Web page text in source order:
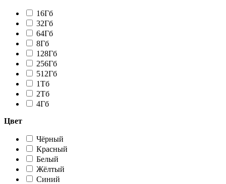
16Гб
32Гб
64Гб
8Гб
128Гб
256Гб
512Гб
1Tб
2Tб
4Гб
Цвет
Чёрный
Красный
Белый
Жёлтый
Синий